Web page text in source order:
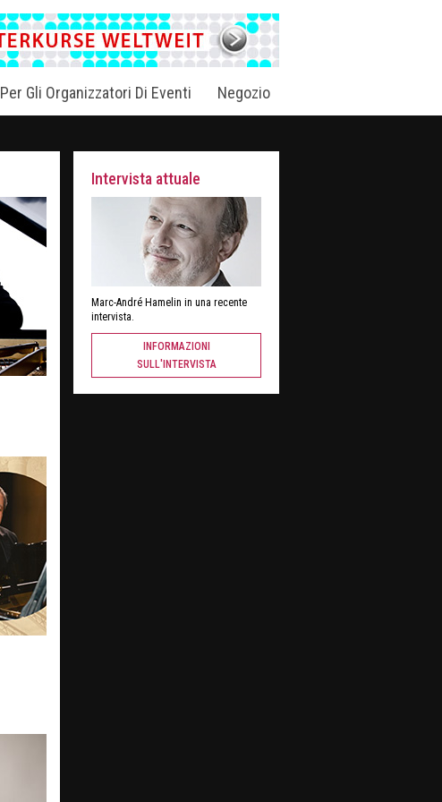
Per Gli Organizzatori Di Eventi Negozio
Intervista attuale
Marc-André Hamelin in una recente
intervista.
INFORMAZIONI
SULL'INTERVISTA